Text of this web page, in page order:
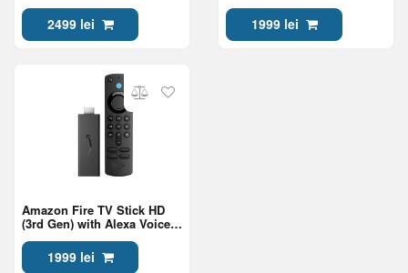
2499 lei 1999 lei
Amazon Fire TV Stick HD
(3rd Gen) with Alexa Voice
1999 lei